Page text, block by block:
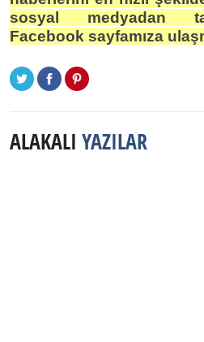
sosyal medyadan
Facebook sayfamıza
ALAKALI YAZILAR